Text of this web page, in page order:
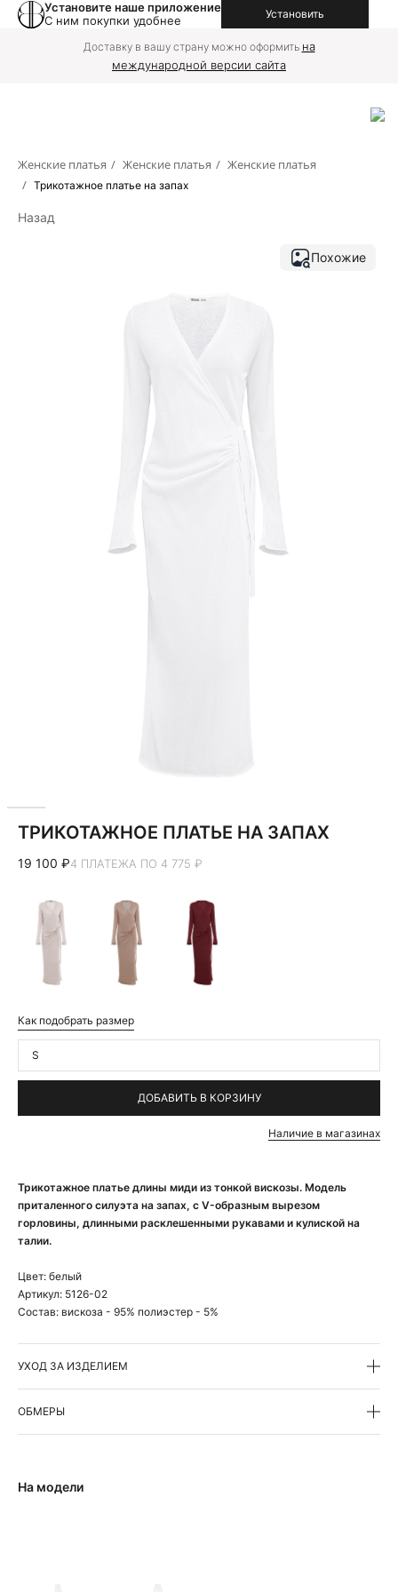
Установите наше приложение
С ним покупки удобнее
Установить
Доставку в вашу страну можно оформить на
международной версии сайта
Женские платья / Женские платья / Женские платья
/ Трикотажное платье на запах
Назад
Трикотажное платье длины миди из тонкой вискозы. Модель
приталенного силуэта на запах, с V-образным вырезом
горловины, длинными расклешенными рукавами и кулиской на
талии.
Цвет: белый
Артикул: 5126-02
Состав: вискоза - 95% полиэстер - 5%
УХОД ЗА ИЗДЕЛИЕМ
ОБМЕРЫ
Похожие
ТРИКОТАЖНОЕ ПЛАТЬЕ НА ЗАПАХ
19 100 ₽4 ПЛАТЕЖА ПО 4 775 ₽
Как подобрать размер
S
ДОБАВИТЬ В КОРЗИНУ
Наличие в магазинах
На модели